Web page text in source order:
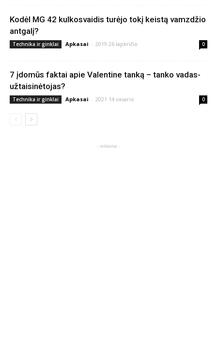
Kodėl MG 42 kulkosvaidis turėjo tokį keistą vamzdžio
antgalį?
Technika ir ginklai Apkasai - 2019 26 lapkričio 0
7 įdomūs faktai apie Valentine tanką – tanko vadas-
užtaisinėtojas?
Technika ir ginklai Apkasai - 2021 14 vasario 0
- reklama -